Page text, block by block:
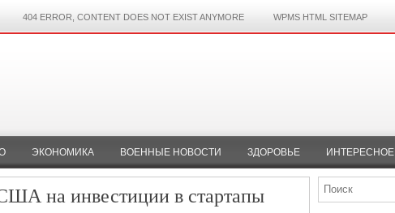
404 ERROR, CONTENT DOES NOT EXIST ANYMORE WPMS HTML SITEMAP
ЭКОНОМИКА ВОЕННЫЕ НОВОСТИ ЗДОРОВЬЕ ИНТЕРЕСНОЕ
на инвестиции в стартапы